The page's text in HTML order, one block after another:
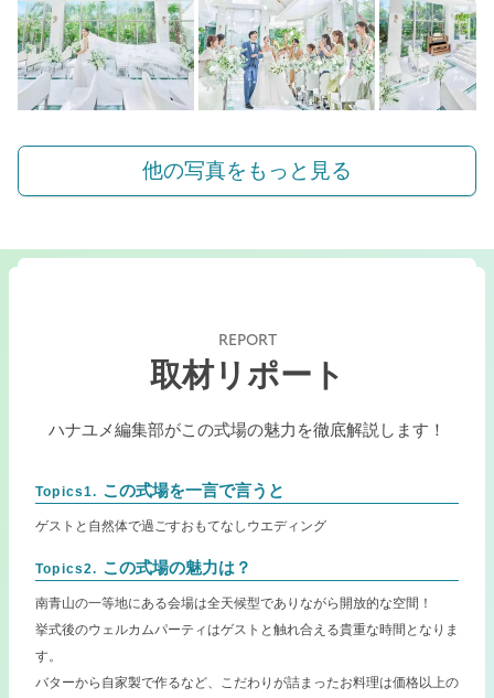
他の写真をもっと見る
REPORT
取材リポート
ハナユメ編集部がこの式場の魅力を徹底解説します！
Topics1. この式場を一言で言うと
ゲストと自然体で過ごすおもてなしウエディング
Topics2. この式場の魅力は？
南青山の一等地にある会場は全天候型でありながら開放的な空間！
挙式後のウェルカムパーティはゲストと触れ合える貴重な時間となりま
す。
バターから自家製で作るなど、こだわりが詰まったお料理は価格以上の